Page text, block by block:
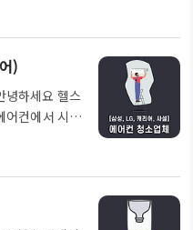
려 합니다.
들이 사용하면
분들을 고려
글입니다. 무
아리 마사지
하는 방식이
증이나 부종
)
녕하세요 헬스
어컨에서 시큼
어컨에 낀 곰
서 시큼한 냄
, 쾌쾌한 냄